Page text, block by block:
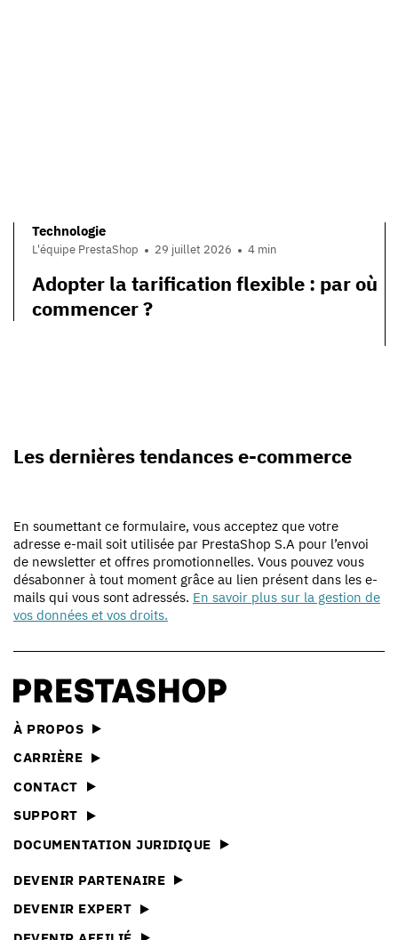
Technologie
L'équipe PrestaShop 29 juillet 2026 4 min
Adopter la tarification flexible : par où
commencer ?
Les dernières tendances e-commerce
En soumettant ce formulaire, vous acceptez que votre
adresse e-mail soit utilisée par PrestaShop S.A pour l’envoi
de newsletter et offres promotionnelles. Vous pouvez vous
désabonner à tout moment grâce au lien présent dans les e-
mails qui vous sont adressés. En savoir plus sur la gestion de
vos données et vos droits.
À PROPOS
CARRIÈRE
CONTACT
SUPPORT
DOCUMENTATION JURIDIQUE
DEVENIR PARTENAIRE
DEVENIR EXPERT